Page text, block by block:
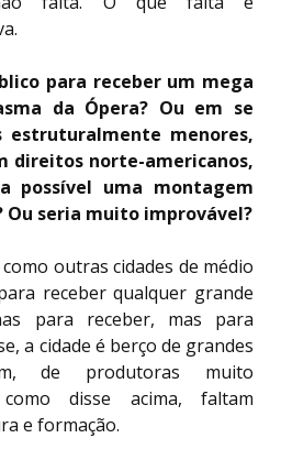
para receber um mega
da Ópera? Ou em se
estruturalmente menores,
direitos norte-americanos,
possível uma montagem
seria muito improvável?
outras cidades de médio
receber qualquer grande
para receber, mas para
a cidade é berço de grandes
de produtoras muito
disse acima, faltam
e formação.